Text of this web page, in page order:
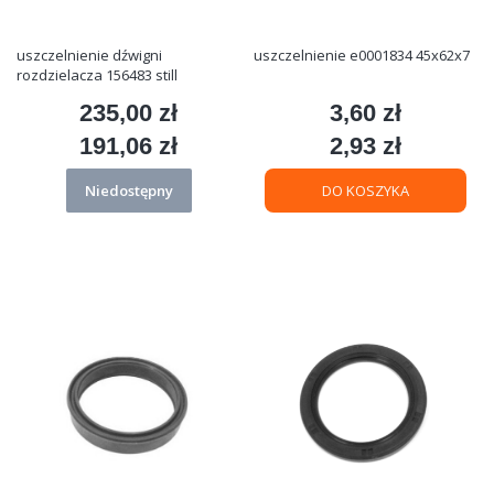
uszczelnienie dźwigni
rozdzielacza 156483 still
Cena
235,00 zł
Cena
191,06 zł
Niedostępny
uszczelnienie e0001834 45x62x7
Cena
3,60 zł
Cena
2,93 zł
DO KOSZYKA